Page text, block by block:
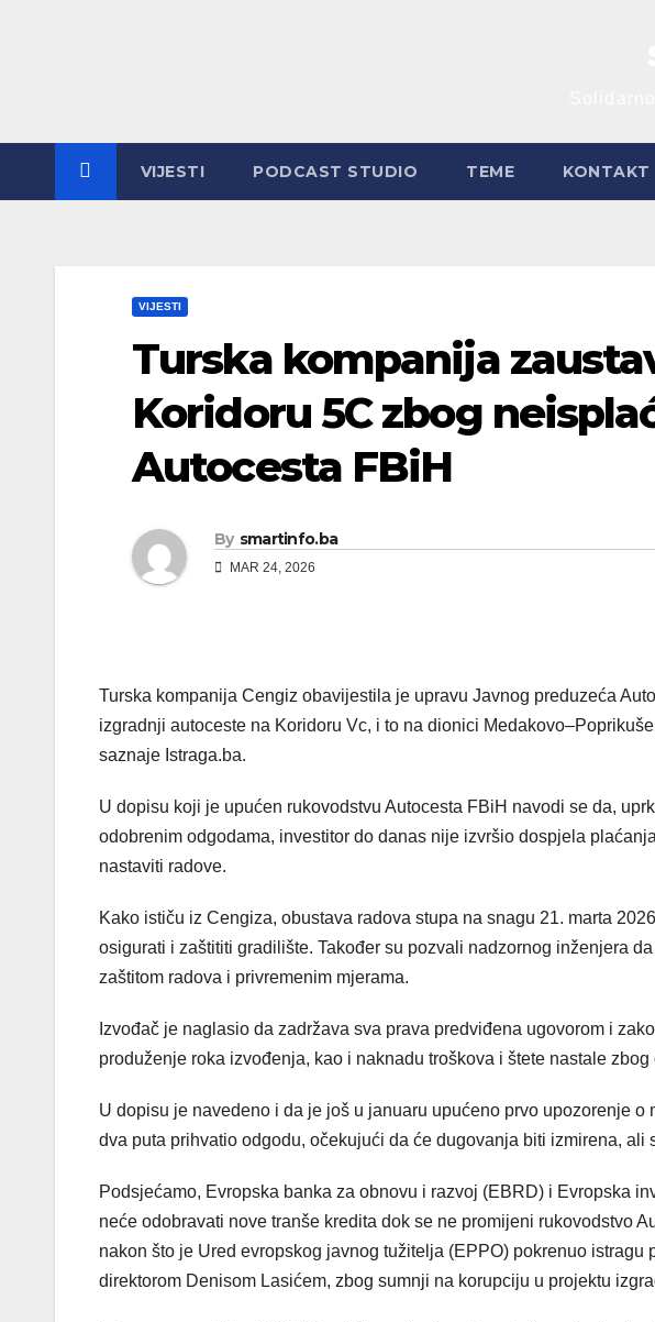
VIJESTI PODCAST STUDIO TEME KONTAKT
VIJESTI
Turska kompanija
Koridoru 5C zbog
Autocesta FBiH
By smartinfo.ba
MAR 24, 2026
Turska kompanija Cengiz obavijestila je upravu Javnog preduzeća
izgradnji autoceste na Koridoru Vc, i to na dionici
saznaje Istraga.ba.
U dopisu koji je upućen rukovodstvu Autocesta FBiH navodi se da,
odobrenim odgodama, investitor do danas nije izvršio dospjela
nastaviti radove.
Kako ističu iz Cengiza, obustava radova stupa na snagu 21. marta
osigurati i zaštititi gradilište. Također su pozvali nadzornog inženjera
zaštitom radova i privremenim mjerama.
Izvođač je naglasio da zadržava sva prava predviđena ugovorom i
produženje roka izvođenja, kao i naknadu troškova i štete nastale zbog
U dopisu je navedeno i da je još u januaru upućeno prvo upozorenje
dva puta prihvatio odgodu, očekujući da će dugovanja biti izmirena, ali
Podsjećamo, Evropska banka za obnovu i razvoj (EBRD) i Evropska
neće odobravati nove tranše kredita dok se ne promijeni rukovodstvo
nakon što je Ured evropskog javnog tužitelja (EPPO) pokrenuo istragu
direktorom Denisom Lasićem, zbog sumnji na korupciju u projektu